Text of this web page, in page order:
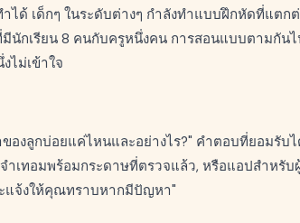
ำได้ เด็กๆ ในระดับต่างๆ กำลังทำแบบฝึกหัดที่แตก
นักเรียน 8 คนกับครูหนึ่งคน การสอนแบบตามกัน
ไม่เข้าใจ
งลูกบ่อยแค่ไหนและอย่างไร?" คำตอบที่ยอมรับไ
ำเทอมพร้อมกระดาษที่ตรวจแล้ว, หรือแอปสำหรั
แจ้งให้คุณทราบหากมีปัญหา"